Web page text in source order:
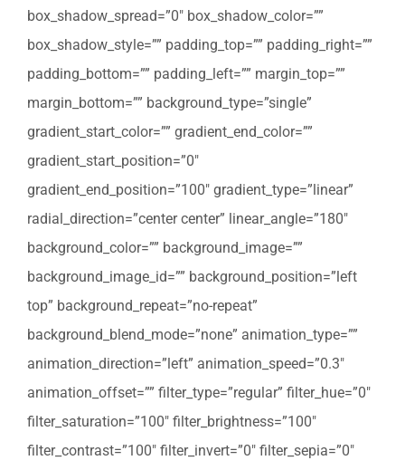
box_shadow_spread=”0″ box_shadow_color=””
box_shadow_style=”” padding_top=”” padding_right=””
padding_bottom=”” padding_left=”” margin_top=””
margin_bottom=”” background_type=”single”
gradient_start_color=”” gradient_end_color=””
gradient_start_position=”0″
gradient_end_position=”100″ gradient_type=”linear”
radial_direction=”center center” linear_angle=”180″
background_color=”” background_image=””
background_image_id=”” background_position=”left
top” background_repeat=”no-repeat”
background_blend_mode=”none” animation_type=””
animation_direction=”left” animation_speed=”0.3″
animation_offset=”” filter_type=”regular” filter_hue=”0″
filter_saturation=”100″ filter_brightness=”100″
filter_contrast=”100″ filter_invert=”0″ filter_sepia=”0″